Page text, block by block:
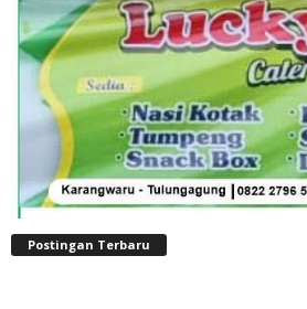
Postingan Terbaru